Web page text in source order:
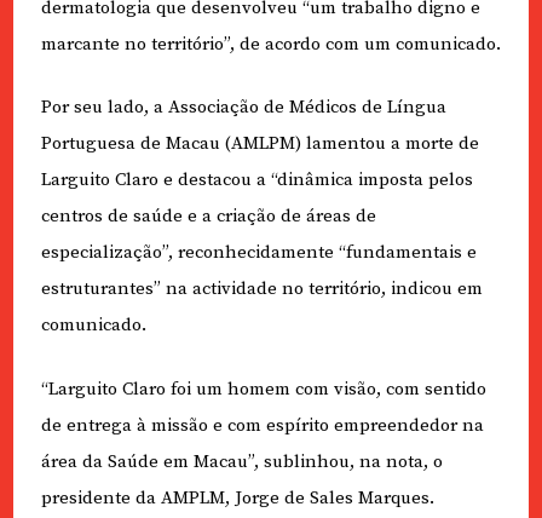
dermatologia que desenvolveu “um trabalho digno e
marcante no território”, de acordo com um comunicado.
Por seu lado, a Associação de Médicos de Língua
Portuguesa de Macau (AMLPM) lamentou a morte de
Larguito Claro e destacou a “dinâmica imposta pelos
centros de saúde e a criação de áreas de
especialização”, reconhecidamente “fundamentais e
estruturantes” na actividade no território, indicou em
comunicado.
“Larguito Claro foi um homem com visão, com sentido
de entrega à missão e com espírito empreendedor na
área da Saúde em Macau”, sublinhou, na nota, o
presidente da AMPLM, Jorge de Sales Marques.